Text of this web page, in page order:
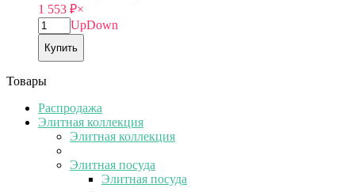
1 553 ₽×
UpDown
Купить
Товары
Распродажа
Элитная коллекция
Элитная коллекция
Элитная посуда
Элитная посуда